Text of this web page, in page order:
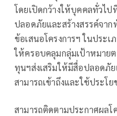
โดยเปิดกว้างให้บุคคลทั่วไ
ปลอดภัยและสร้างสรรค์จาก
ข้อเสนอโครงการฯ ในประ
ให้ครอบคลุมกลุ่มเป้าหมายต
ทุนฯส่งเสริมให้มีสื่อปลอดภั
สามารถเข้าถึงและใช้ประโ
สามารถติดตามประกาศผลโ